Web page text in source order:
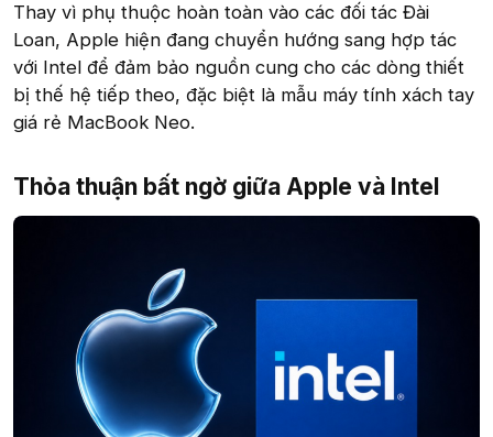
Thay vì phụ thuộc hoàn toàn vào các đối tác Đài
Loan, Apple hiện đang chuyển hướng sang hợp tác
với Intel để đảm bảo nguồn cung cho các dòng thiết
bị thế hệ tiếp theo, đặc biệt là mẫu máy tính xách tay
giá rẻ MacBook Neo.
Thỏa thuận bất ngờ giữa Apple và Intel​